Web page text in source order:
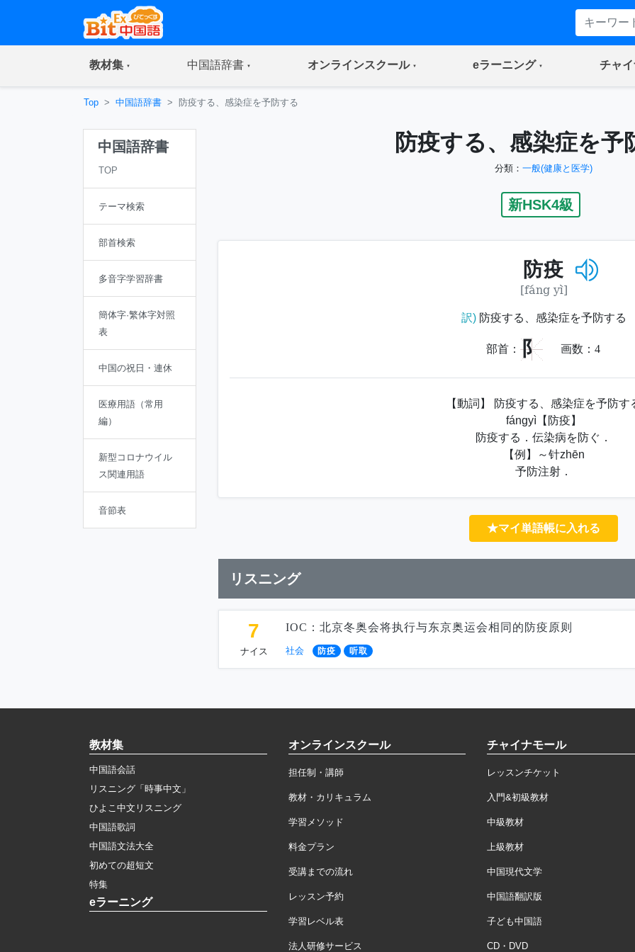
教材集(current) 中国語辞書(current) オンラインスクール(current) eラーニング(current) チャ
Top 中国語辞書 防疫する、感染症を予防する
中国語辞書
TOP
テーマ検索
部首検索
多音字学習辞書
簡体字·繁体字対照
表
中国の祝日・連休
医療用語（常用
編）
新型コロナウイル
ス関連用語
音節表
防疫する、感染症を予
分類： 一般(健康と医学)
新HSK4級
防疫
[fáng yì]
訳)防疫する、感染症を予防する
部首： 阝 画数： 4
【動詞】 防疫する、感染症を予防す
fángyì【防疫】
防疫する．伝染病を防ぐ．
【例】～针zhēn
予防注射．
★マイ単語帳に入れる
リスニング
7
ナイス
IOC：北京冬奥会将执行与东京奥运会相同的防疫原则
社会 防疫 听取
教材集
中国語会話
リスニング「時事中文」
ひよこ中文リスニング
中国語歌詞
中国語文法大全
初めての超短文
特集
eラーニング
オンラインスクール
担任制・講師
教材・カリキュラム
学習メソッド
料金プラン
受講までの流れ
レッスン予約
学習レベル表
法人研修サービス
チャイナモール
レッスンチケット
入門&初級教材
中級教材
上級教材
中国現代文学
中国語翻訳版
子ども中国語
CD・DVD